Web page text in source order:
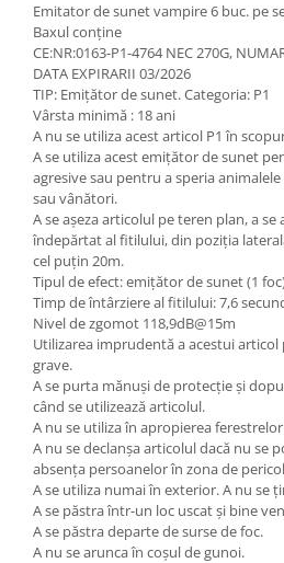
Emitator de sunet vampire 6 buc. pe
Baxul conține
CE:NR:0163-P1-4764 NEC 270G,
DATA EXPIRARII 03/2026
TIP: Emițător de sunet. Categoria: P1
Vârsta minimă : 18 ani
A nu se utiliza acest articol P1 în
A se utiliza acest emițător de sunet
agresive sau pentru a speria
sau vânători.
A se așeza articolul pe teren plan, a
îndepărtat al fitilului, din poziția
cel puțin 20m.
Tipul de efect: emițător de sunet (1
Timp de întârziere al fitilului: 7,6
Nivel de zgomot 118,9dB@15m
Utilizarea imprudentă a acestui
grave.
A se purta mănuși de protecție și
când se utilizează articolul.
A nu se utiliza în apropierea
A nu se declanșa articolul dacă nu se
absența persoanelor în zona de
A se utiliza numai în exterior. A nu se
A se păstra într-un loc uscat și bine
A se păstra departe de surse de foc.
A nu se arunca în coșul de gunoi.